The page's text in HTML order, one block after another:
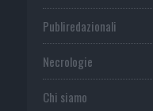
Publiredazionali
Necrologie
Chi siamo